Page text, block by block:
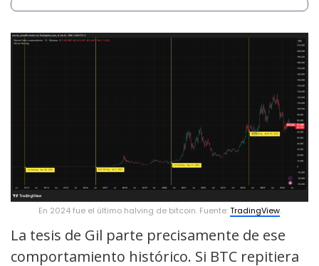
En 2024 fue el último halving de bitcoin. Fuente:TradingView.
La tesis de Gil parte precisamente de ese
comportamiento histórico. Si BTC repitiera